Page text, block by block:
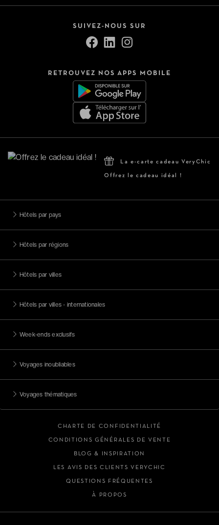
SUIVEZ-NOUS SUR
RETROUVEZ NOS APPS MOBILE
La e-carte cadeau VeryChic
Offrez le cadeau idéal !
Hôtels par pays
Hôtels par régions
Hôtels par villes
Hôtels par villes - internationales
Week-ends exclusifs
Voyages inoubliables
Voyages thématiques
CHARTE DE CONFIDENTIALITÉ
CONDITIONS GÉNÉRALES DE VENTE
BLOG & INSPIRATION
LES AVIS DES CLIENTS VERYCHIC
QUESTIONS FRÉQUENTES
À PROPOS